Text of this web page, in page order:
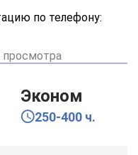
по телефону:
Эконом
250-400 ч.